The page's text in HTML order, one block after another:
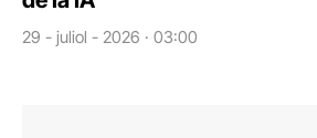
29 - juliol - 2026 · 03:00